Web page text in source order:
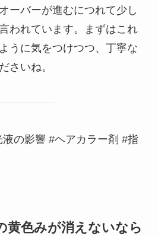
ーバーが進むにつれて少し
われています。まずはこれ
うに気をつけつつ、丁寧な
さいね。
の影響 #ヘアカラー剤 #指
色みが消えないなら